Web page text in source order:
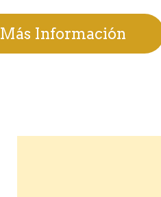
Más Información